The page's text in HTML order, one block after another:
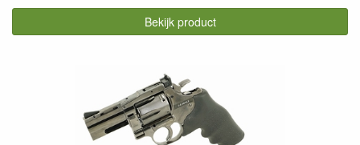
Bekijk product